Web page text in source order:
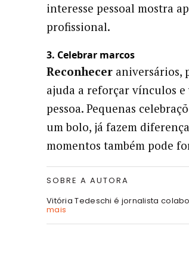
interesse pessoal mostra
profissional.
3. Celebrar marcos
Reconheceraniversários,
ajuda a reforçar vínculos
pessoa. Pequenas
um bolo, já fazem
momentos também pode
SOBRE A AUTORA
Vitória Tedeschi é jornalista
mais